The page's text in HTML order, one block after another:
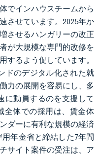
でインハウスチームから
させています。2025年か
させるハンガリーの改正
が大規模な専門的改修を
するよう促しています。
ドのデジタル化された就
力の展開を容易にし、多
に動員するのを支援して
全体での採用は、賃金体
ダーに有利な規模の経済
用年金省と締結した7年間
サイト案件の受注は、ア